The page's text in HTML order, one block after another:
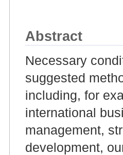
Abstract
Necessary
suggested
including, for
international
management,
development,